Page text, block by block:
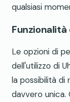
qualsiasi
Funzionalità
Le opzioni di
dell'utilizzo di
la possibilità di
davvero